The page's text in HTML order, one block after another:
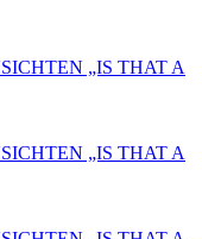
„IS THAT A
„IS THAT A